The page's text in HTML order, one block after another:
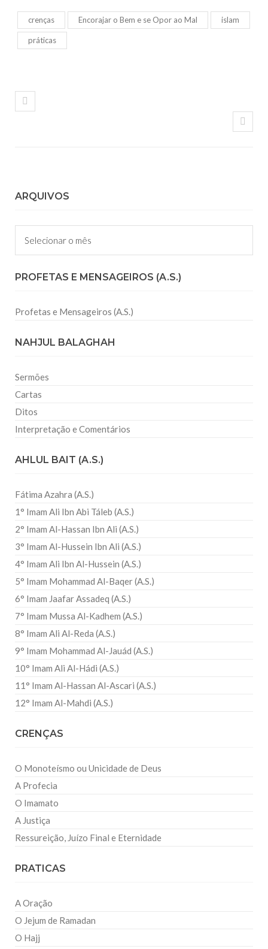
crenças Encorajar o Bem e se Opor ao Mal islam
práticas
ARQUIVOS
Arquivos
PROFETAS E MENSAGEIROS (A.S.)
Profetas e Mensageiros (A.S.)
NAHJUL BALAGHAH
Sermões
Cartas
Ditos
Interpretação e Comentários
AHLUL BAIT (A.S.)
Fátima Azahra (A.S.)
1° Imam Ali Ibn Abi Táleb (A.S.)
2° Imam Al-Hassan Ibn Ali (A.S.)
3° Imam Al-Hussein Ibn Ali (A.S.)
4° Imam Ali Ibn Al-Hussein (A.S.)
5° Imam Mohammad Al-Baqer (A.S.)
6° Imam Jaafar Assadeq (A.S.)
7° Imam Mussa Al-Kadhem (A.S.)
8° Imam Ali Al-Reda (A.S.)
9° Imam Mohammad Al-Jauád (A.S.)
10° Imam Ali Al-Hádi (A.S.)
11° Imam Al-Hassan Al-Ascari (A.S.)
12° Imam Al-Mahdi (A.S.)
CRENÇAS
O Monoteísmo ou Unicidade de Deus
A Profecia
O Imamato
A Justiça
Ressureição, Juízo Final e Eternidade
PRATICAS
A Oração
O Jejum de Ramadan
O Hajj